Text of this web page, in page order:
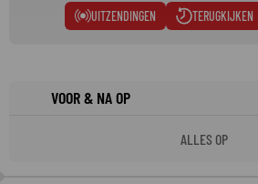
UITZENDINGEN TERUGKIJKEN
VOOR & NA OP
ALLES OP